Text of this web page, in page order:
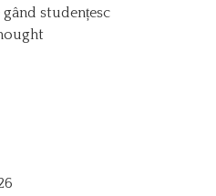
studențesc